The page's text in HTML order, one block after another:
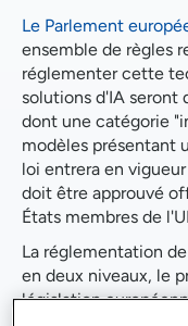
Le Parlement
ensemble de règles
réglementer cette
solutions d'IA seront
dont une catégorie
modèles présentant
loi entrera en
doit être approuvé
États membres de
La réglementation
en deux niveaux, le
législation